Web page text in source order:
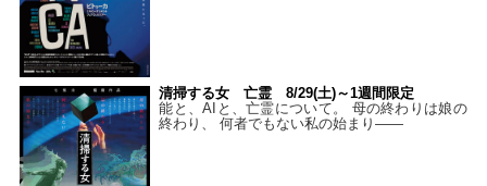
清掃する女 亡霊 8/29(土)～1週間限定
能と、AIと、亡霊について。 母の終わりは娘の
終わり、 何者でもない私の始まり――